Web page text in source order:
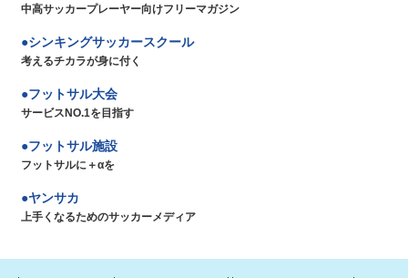
中高サッカープレーヤー向けフリーマガジン
シンキングサッカースクール
考えるチカラが身に付く
フットサル大会
サービスNO.1を目指す
フットサル施設
フットサルに＋αを
ヤンサカ
上手くなるためのサッカーメディア